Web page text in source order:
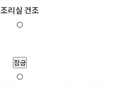
조리실 건조
O
잠금
O